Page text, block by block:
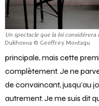
Un spectacle que la loi considérera
Dukhovna © Geoffrey Montagu
principale, mais cette
complètement. Je ne
de convaincant, jusqu’au
autrement. Je me suis dit